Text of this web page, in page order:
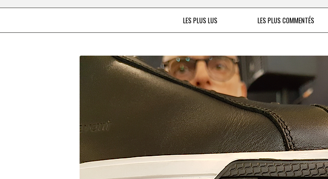
CHEFS & ACTUALITÉS
À LA PETITE CUILLÈRE
DESTIN DE FEMME
V…DE VOYAGE
LES PLUS LUS LES PLUS COMMENTÉS